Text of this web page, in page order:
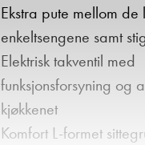
Ekstra pute mellom
enkeltsengene samt
Elektrisk takventil med
funksjonsforsyning og
kjøkkenet
Komfort L-formet